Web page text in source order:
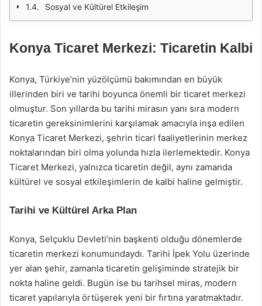
Sosyal ve Kültürel Etkileşim
Konya Ticaret Merkezi: Ticaretin Kalbi
Konya, Türkiye’nin yüzölçümü bakımından en büyük
illerinden biri ve tarihi boyunca önemli bir ticaret merkezi
olmuştur. Son yıllarda bu tarihi mirasın yanı sıra modern
ticaretin gereksinimlerini karşılamak amacıyla inşa edilen
Konya Ticaret Merkezi, şehrin ticari faaliyetlerinin merkez
noktalarından biri olma yolunda hızla ilerlemektedir. Konya
Ticaret Merkezi, yalnızca ticaretin değil, aynı zamanda
kültürel ve sosyal etkileşimlerin de kalbi haline gelmiştir.
Tarihi ve Kültürel Arka Plan
Konya, Selçuklu Devleti’nin başkenti olduğu dönemlerde
ticaretin merkezi konumundaydı. Tarihi İpek Yolu üzerinde
yer alan şehir, zamanla ticaretin gelişiminde stratejik bir
nokta haline geldi. Bugün ise bu tarihsel miras, modern
ticaret yapılarıyla örtüşerek yeni bir fırtına yaratmaktadır.